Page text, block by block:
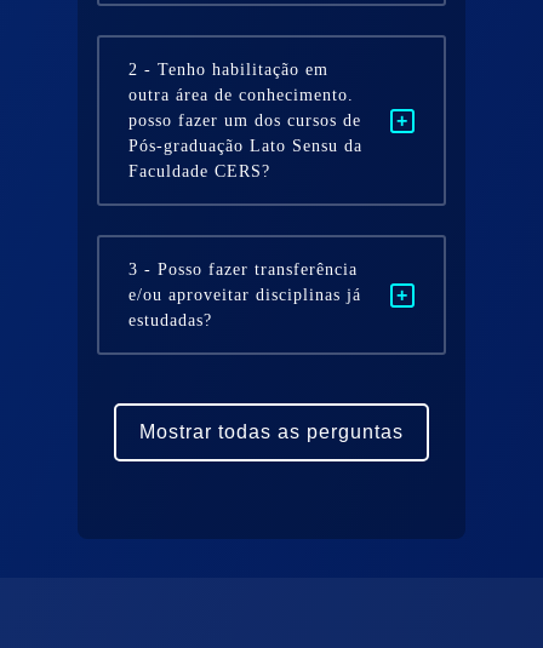
2 - Tenho habilitação em
outra área de conhecimento.
posso fazer um dos cursos de
Pós-graduação Lato Sensu da
Faculdade CERS?
3 - Posso fazer transferência
e/ou aproveitar disciplinas já
estudadas?
Mostrar todas as perguntas